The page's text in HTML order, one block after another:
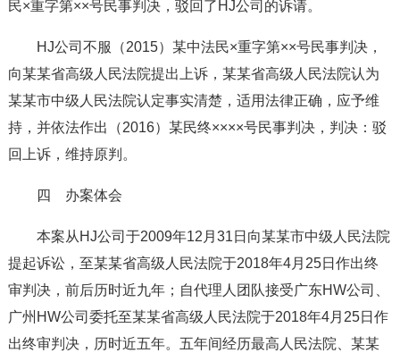
民×重字第××号民事判决，驳回了HJ公司的诉请。
HJ公司不服（2015）某中法民×重字第××号民事判决，
向某某省高级人民法院提出上诉，某某省高级人民法院认为
某某市中级人民法院认定事实清楚，适用法律正确，应予维
持，并依法作出（2016）某民终××××号民事判决，判决：驳
回上诉，维持原判。
四 办案体会
本案从HJ公司于2009年12月31日向某某市中级人民法院
提起诉讼，至某某省高级人民法院于2018年4月25日作出终
审判决，前后历时近九年；自代理人团队接受广东HW公司、
广州HW公司委托至某某省高级人民法院于2018年4月25日作
出终审判决，历时近五年。五年间经历最高人民法院、某某